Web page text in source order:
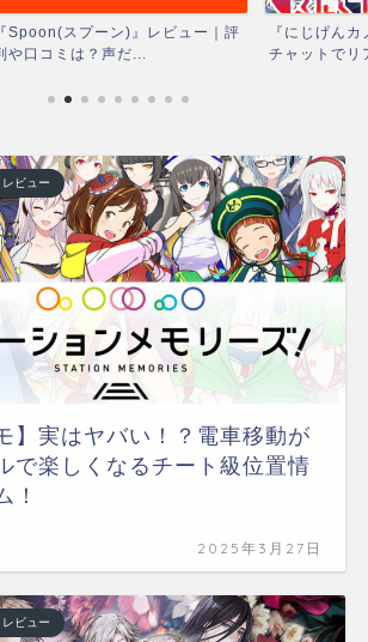
『Spoon(スプーン)』レビュー｜評
や口コミは？声だ...
『にじげん
チャットでリ
ビュー
】実はヤバい！？電車移動が
で楽しくなるチート級位置情
！
2025年3月27日
ビュー